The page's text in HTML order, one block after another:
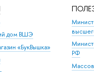
дом ВШЭ
«БукВышка»
РФ